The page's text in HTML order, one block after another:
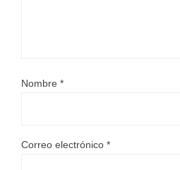
Nombre *
Correo electrónico *